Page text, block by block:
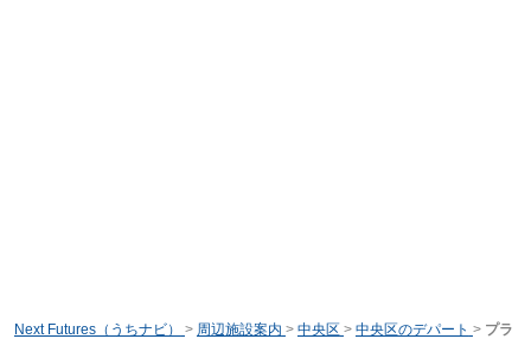
Next Futures（うちナビ） > 周辺施設案内 > 中央区 > 中央区のデパート > プラ